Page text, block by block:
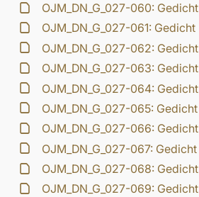
OJM_DN_G_027-060: Gedicht
OJM_DN_G_027-061: Gedicht
OJM_DN_G_027-062: Gedicht
OJM_DN_G_027-063: Gedicht
OJM_DN_G_027-064: Gedicht
OJM_DN_G_027-065: Gedicht
OJM_DN_G_027-066: Gedicht
OJM_DN_G_027-067: Gedicht
OJM_DN_G_027-068: Gedicht
OJM_DN_G_027-069: Gedicht